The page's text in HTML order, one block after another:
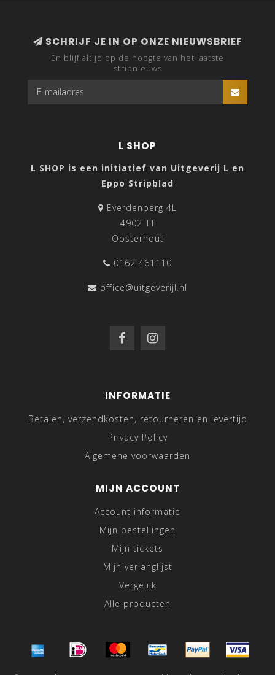
SCHRIJF JE IN OP ONZE NIEUWSBRIEF
En blijf altijd op de hoogte van het laatste
stripnieuws
L SHOP
L SHOP is een initiatief van Uitgeverij L en
Eppo Stripblad
Everdenberg 4L
4902 TT
Oosterhout
0162 461110
office@uitgeverijl.nl
INFORMATIE
Betalen, verzendkosten, retourneren en levertijd
Privacy Policy
Algemene voorwaarden
MIJN ACCOUNT
Account informatie
Mijn bestellingen
Mijn tickets
Mijn verlanglijst
Vergelijk
Alle producten